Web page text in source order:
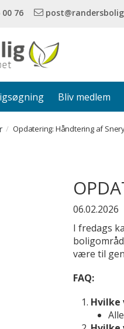
00 76
Bliv medlem
Opdatering: Håndtering af
06.02.2026
I fredags
være til
FAQ:
Hvilke